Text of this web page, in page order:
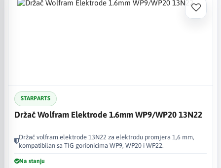
STARPARTS
Držač Wolfram Elektrode 1.6mm WP9/WP20 13N22
Držač volfram elektrode 13N22 za elektrodu promjera 1,6 mm,
kompatibilan sa TIG gorionicima WP9, WP20 i WP22.
Na stanju